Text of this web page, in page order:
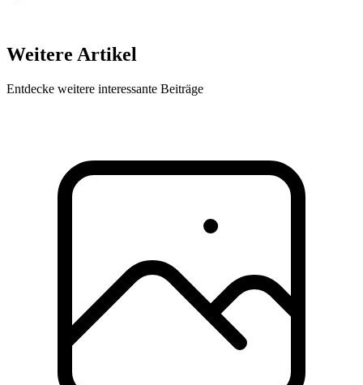
Weitere Artikel
Entdecke weitere interessante Beiträge